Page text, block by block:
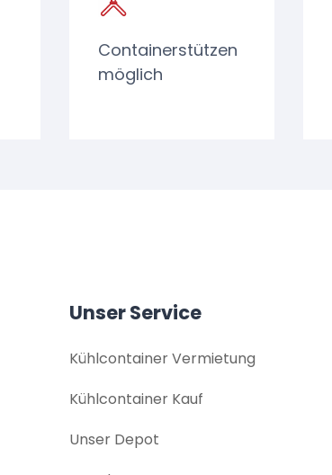
Containerstützen
möglich
Unser Service
Kühlcontainer Vermietung
Kühlcontainer Kauf
Unser Depot